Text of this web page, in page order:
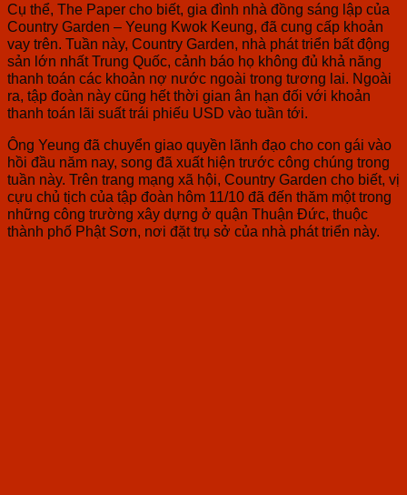
Cụ thể, The Paper cho biết, gia đình nhà đồng sáng lập của
Country Garden – Yeung Kwok Keung, đã cung cấp khoản
vay trên. Tuần này, Country Garden, nhà phát triển bất động
sản lớn nhất Trung Quốc, cảnh báo họ không đủ khả năng
thanh toán các khoản nợ nước ngoài trong tương lai. Ngoài
ra, tập đoàn này cũng hết thời gian ân hạn đối với khoản
thanh toán lãi suất trái phiếu USD vào tuần tới.
Ông Yeung đã chuyển giao quyền lãnh đạo cho con gái vào
hồi đầu năm nay, song đã xuất hiện trước công chúng trong
tuần này. Trên trang mạng xã hội, Country Garden cho biết, vị
cựu chủ tịch của tập đoàn hôm 11/10 đã đến thăm một trong
những công trường xây dựng ở quận Thuận Đức, thuộc
thành phố Phật Sơn, nơi đặt trụ sở của nhà phát triển này.